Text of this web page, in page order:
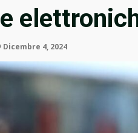
Dicembre 4, 2024